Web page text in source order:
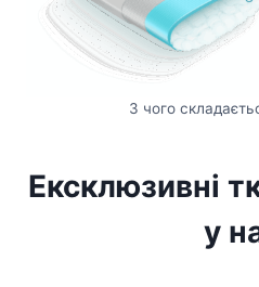
З чого
Ексклюзивні
у